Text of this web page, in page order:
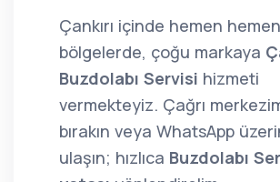
Çankırı içinde hemen
bölgelerde, çoğu markaya
Buzdolabı Servisi hizmeti
vermekteyiz. Çağrı
bırakın veya WhatsApp
ulaşın; hızlıca Buzdolabı